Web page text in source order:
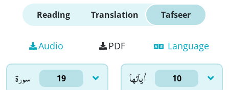
Reading Translation Tafseer
Audio PDF Language
سورۃ 19 اٰياتها 10